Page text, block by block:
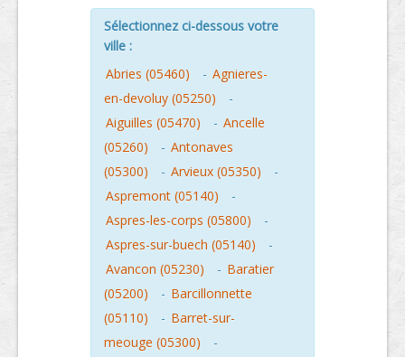
Sélectionnez ci-dessous votre
ville :
Abries (05460)
- Agnieres-
en-devoluy (05250)
-
Aiguilles (05470)
- Ancelle
(05260)
- Antonaves
(05300)
- Arvieux (05350)
-
Aspremont (05140)
-
Aspres-les-corps (05800)
-
Aspres-sur-buech (05140)
-
Avancon (05230)
- Baratier
(05200)
- Barcillonnette
(05110)
- Barret-sur-
meouge (05300)
-